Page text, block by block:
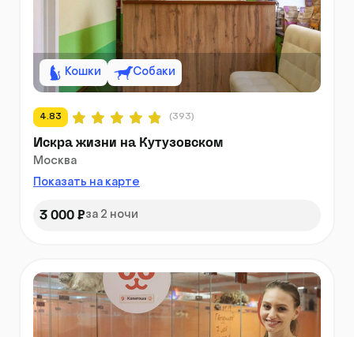
Кошки Собаки
4.83 (393)
Искра жизни на Кутузовском
Москва
Показать на карте
3 000 ₽за 2 ночи